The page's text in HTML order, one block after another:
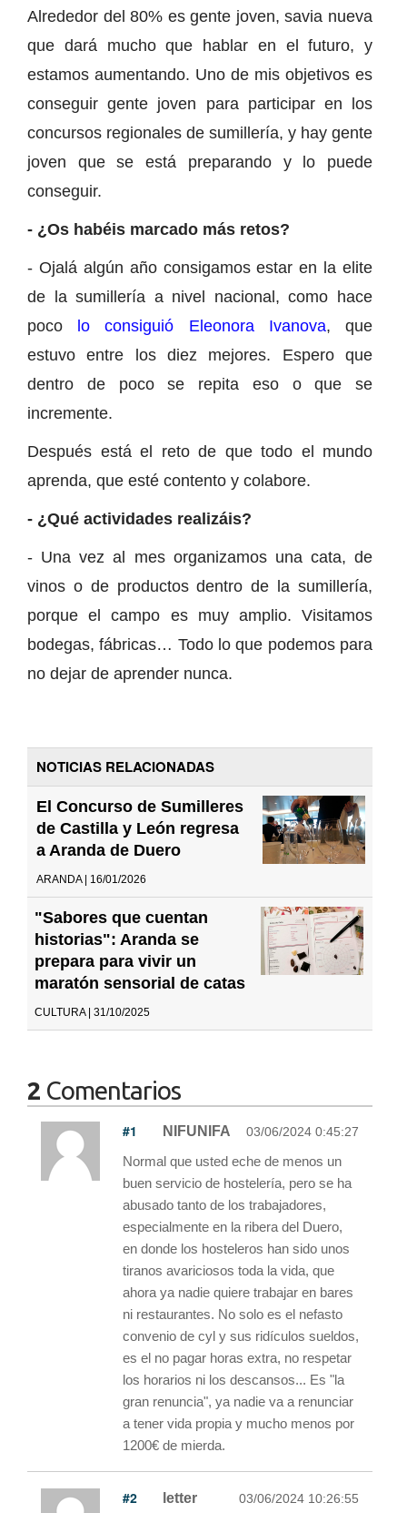
Alrededor del 80% es gente joven, savia nueva
que dará mucho que hablar en el futuro, y
estamos aumentando. Uno de mis objetivos es
conseguir gente joven para participar en los
concursos regionales de sumillería, y hay gente
joven que se está preparando y lo puede
conseguir.
- ¿Os habéis marcado más retos?
- Ojalá algún año consigamos estar en la elite
de la sumillería a nivel nacional, como hace
poco lo consiguió Eleonora Ivanova, que
estuvo entre los diez mejores. Espero que
dentro de poco se repita eso o que se
incremente.
Después está el reto de que todo el mundo
aprenda, que esté contento y colabore.
- ¿Qué actividades realizáis?
- Una vez al mes organizamos una cata, de
vinos o de productos dentro de la sumillería,
porque el campo es muy amplio. Visitamos
bodegas, fábricas… Todo lo que podemos para
no dejar de aprender nunca.
NOTICIAS RELACIONADAS
El Concurso de Sumilleres
de Castilla y León regresa
a Aranda de Duero
ARANDA | 16/01/2026
"Sabores que cuentan
historias": Aranda se
prepara para vivir un
maratón sensorial de catas
CULTURA | 31/10/2025
2 Comentarios
#1 NIFUNIFA 03/06/2024 0:45:27
Normal que usted eche de menos un
buen servicio de hostelería, pero se ha
abusado tanto de los trabajadores,
especialmente en la ribera del Duero,
en donde los hosteleros han sido unos
tiranos avariciosos toda la vida, que
ahora ya nadie quiere trabajar en bares
ni restaurantes. No solo es el nefasto
convenio de cyl y sus ridículos sueldos,
es el no pagar horas extra, no respetar
los horarios ni los descansos... Es "la
gran renuncia", ya nadie va a renunciar
a tener vida propia y mucho menos por
1200€ de mierda.
#2 letter 03/06/2024 10:26:55